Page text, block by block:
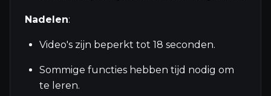
Nadelen:
Video's zijn beperkt tot 18 seconden.
Sommige functies hebben tijd nodig om
te leren.